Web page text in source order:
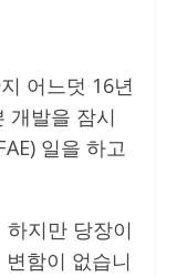
어느덧 16년
개발을 잠시
일을 하고
하지만 당장이
함이 없습니